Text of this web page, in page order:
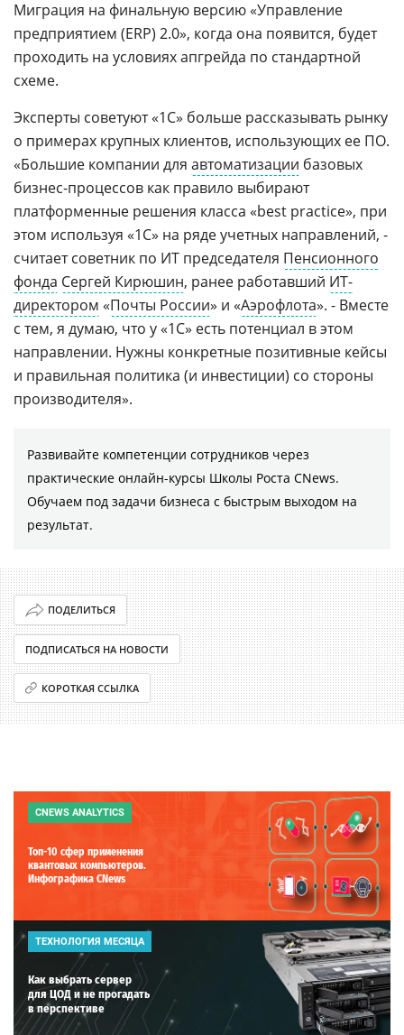
Миграция на финальную версию «Управление
предприятием (ERP) 2.0», когда она появится, будет
проходить на условиях апгрейда по стандартной
схеме.
Эксперты советуют «1С» больше рассказывать рынку
о примерах крупных клиентов, использующих ее ПО.
«Большие компании для автоматизации базовых
бизнес-процессов как правило выбирают
платформенные решения класса «best practice», при
этом используя «1С» на ряде учетных направлений, -
считает советник по ИТ председателя Пенсионного
фонда Сергей Кирюшин, ранее работавший ИТ-
директором «Почты России» и «Аэрофлота». - Вместе
с тем, я думаю, что у «1С» есть потенциал в этом
направлении. Нужны конкретные позитивные кейсы
и правильная политика (и инвестиции) со стороны
производителя».
Развивайте компетенции сотрудников через
практические онлайн-курсы Школы Роста CNews.
Обучаем под задачи бизнеса с быстрым выходом на
результат.
ПОДЕЛИТЬСЯ
ПОДПИСАТЬСЯ НА НОВОСТИ
КОРОТКАЯ ССЫЛКА
CNEWS ANALYTICS
Топ-10 сфер применения
квантовых компьютеров.
Инфографика CNews
ТЕХНОЛОГИЯ МЕСЯЦА
Как выбрать сервер
для ЦОД и не прогадать
в перспективе